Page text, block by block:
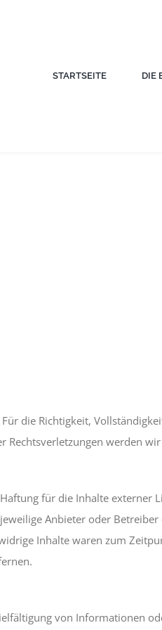
STARTSEITE DIE
die Richtigkeit,
werden
für die Inhalte externer
Anbieter oder
Inhalte waren zum
von Informationen